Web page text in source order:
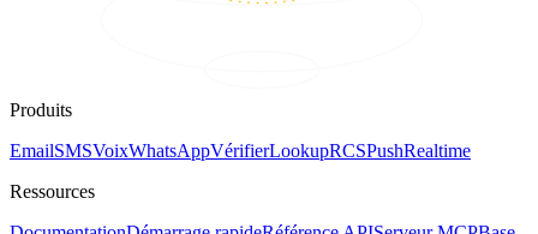
Produits
EmailSMSVoixWhatsAppVérifierLookupRCSPushRealtime
Ressources